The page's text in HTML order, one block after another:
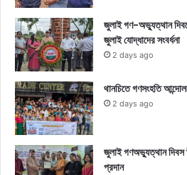
জুলাই গণ-অভ্যুত্থান
জুলাই যোদ্ধাদের সংবর্ধনা
2 days ago
থানচিতে গণসংহতি
2 days ago
জুলাই গণঅভ্যুত্থান দিবস
প্রদান